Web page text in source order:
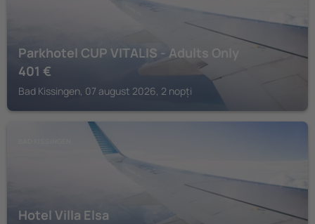
Parkhotel CUP VITALIS - Adults Only
401 €
Bad Kissingen, 07 august 2026, 2 nopți
Hotel Villa Elsa